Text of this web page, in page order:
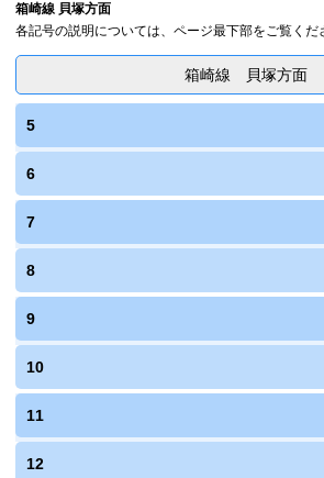
箱崎線 貝塚方面
各記号の説明については、ページ最下部をご覧くだ
箱崎線 貝塚方面
5
6
7
8
9
10
11
12